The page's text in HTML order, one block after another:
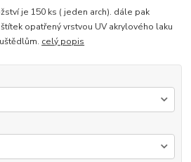
je 150 ks ( jeden arch). dále pak
opatřený vrstvou UV akrylového laku
celý popis